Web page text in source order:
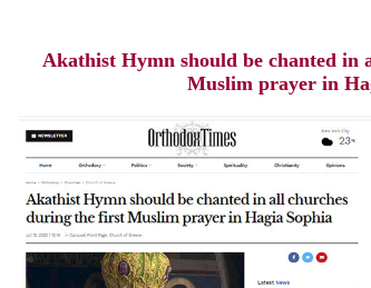
Akathist Hymn should be chanted in
Muslim prayer in